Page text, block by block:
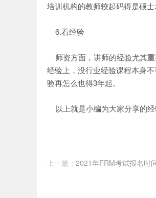
培训机构的教师较起码得是硕士
6.看经验
师资方面，讲师的经验尤其重
经验上，没行业经验课程本身
验再怎么也得3年起。
以上就是小编为大家分享的经
上一篇： 2021年FRM考试报名时